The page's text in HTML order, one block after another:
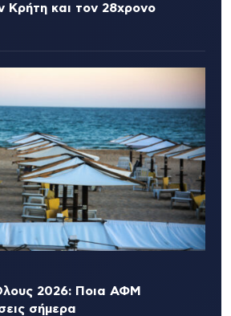
Κρήτη και τον 28χρονο
2026: Ποια ΑΦΜ
σήμερα